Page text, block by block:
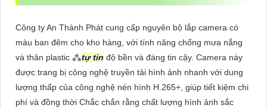
Công ty An Thành Phát cung cấp nguyên bộ lắp camera có
màu ban đêm cho kho hàng, với tính năng chống mưa nắng
và thân plastic ⁂tự tin độ bền và đáng tin cậy. Camera này
được trang bị công nghệ truyền tải hình ảnh nhanh với dung
lượng thấp của công nghệ nén hình H.265+, giúp tiết kiệm chi
phí và đồng thời Chắc chắn rằng chất lượng hình ảnh sắc